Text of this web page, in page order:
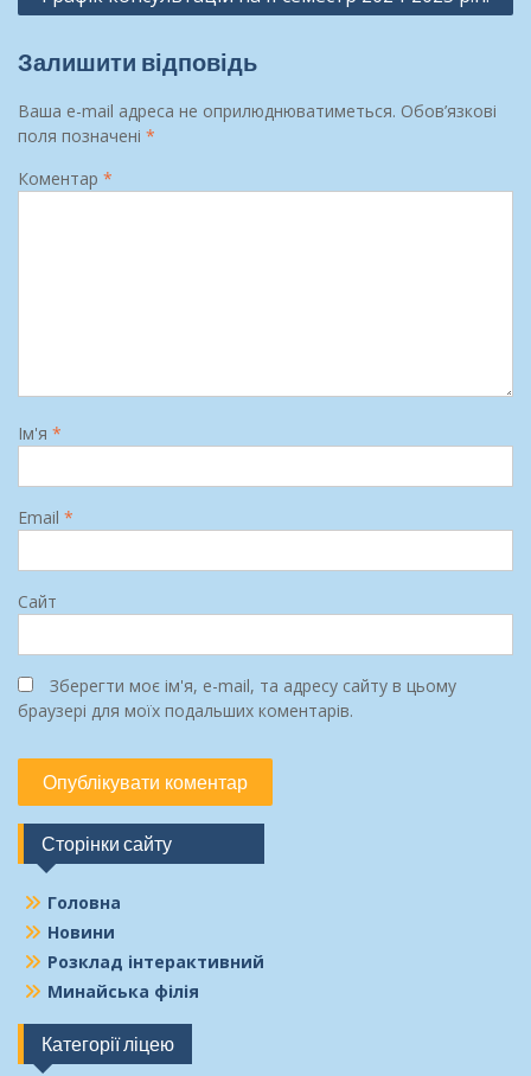
Залишити відповідь
Ваша e-mail адреса не оприлюднюватиметься. Обов’язкові
поля позначені *
Коментар *
Ім'я *
Email *
Сайт
Зберегти моє ім'я, e-mail, та адресу сайту в цьому
браузері для моїх подальших коментарів.
Сторінки сайту
Головна
Новини
Розклад інтерактивний
Минайська філія
Категорії ліцею